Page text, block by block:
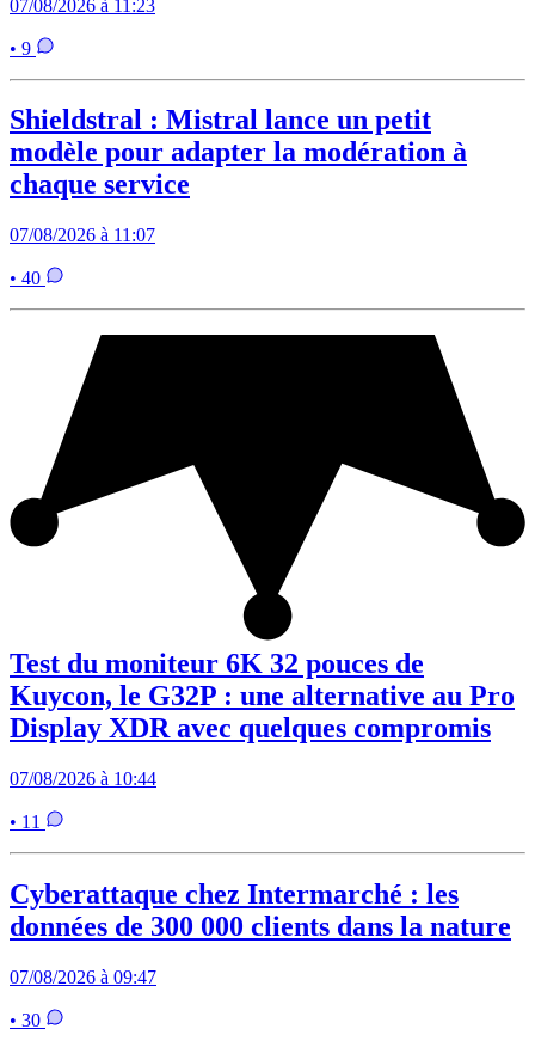
07/08/2026 à 11:23
• 9
Shieldstral : Mistral lance un petit
modèle pour adapter la modération à
chaque service
07/08/2026 à 11:07
• 40
Test du moniteur 6K 32 pouces de
Kuycon, le G32P : une alternative au Pro
Display XDR avec quelques compromis
07/08/2026 à 10:44
• 11
Cyberattaque chez Intermarché : les
données de 300 000 clients dans la nature
07/08/2026 à 09:47
• 30